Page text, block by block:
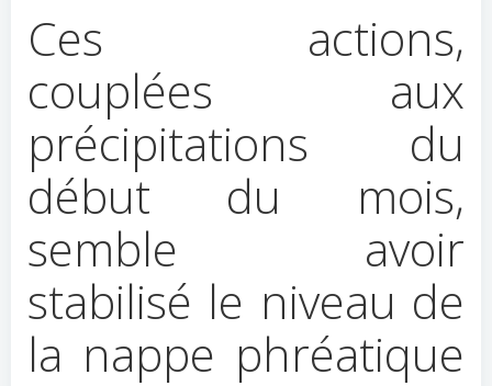
Ces actions,
couplées aux
précipitations du
début du mois,
semble avoir
stabilisé le niveau de
la nappe phréatique